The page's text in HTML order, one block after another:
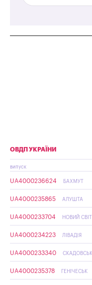
ОВДП УКРАЇНИ
випуск
UA4000236624 БАХМУТ
UA4000235865 АЛУШТА
UA4000233704 НОВИЙ СВІТ
UA4000234223 ЛІВАДІЯ
UA4000233340 СКАДОВСЬК
UA4000235378 ГЕНІЧЕСЬК